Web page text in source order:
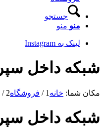
جستجو
منو منو
لینک به Instagram
شبکه داخل سپر
مکان شما: خانه 1
/ فروشگاه2
/
شبکه داخل سپر